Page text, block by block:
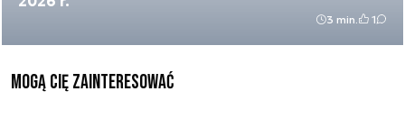
3 min. 1
Mogą Cię zainteresować